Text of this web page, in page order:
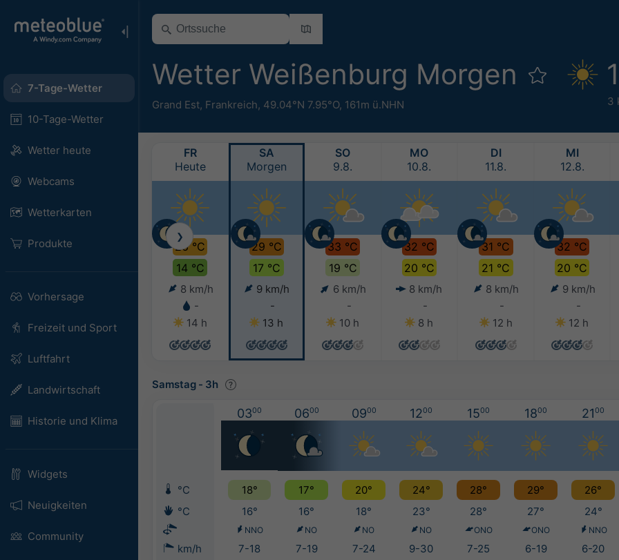
7-Tage-Wetter
10-Tage-Wetter
Wetter heute
Webcams
Wetterkarten
Produkte
Vorhersage
Freizeit und Sport
Luftfahrt
Landwirtschaft
Historie und Klima
Widgets
Neuigkeiten
Community
Wetter Weißenburg Morgen
Grand Est, Frankreich, 49.04°N 7.95°O, 161m ü.NHN 3
FR
Heute
26 °C
14 °C
8 km/h
-
14 h
SA
Morgen
29 °C
17 °C
9 km/h
-
13 h
SO
9.8.
33 °C
19 °C
6 km/h
-
10 h
MO
10.8.
32 °C
20 °C
8 km/h
-
8 h
DI
11.8.
31 °C
21 °C
8 km/h
-
12 h
MI
12.8.
32 °C
20 °C
9 km/h
-
12 h
❯
Samstag - 3h
0300 0600 0900 1200 1500 1800 2100
°C 18° 17° 20° 24° 28° 29° 26°
°C
16° 16° 18° 23° 28° 27° 24°
NNO NO NO NO ONO ONO NNO
km/h 7-18 7-19 7-24 9-30 7-25 6-19 6-20